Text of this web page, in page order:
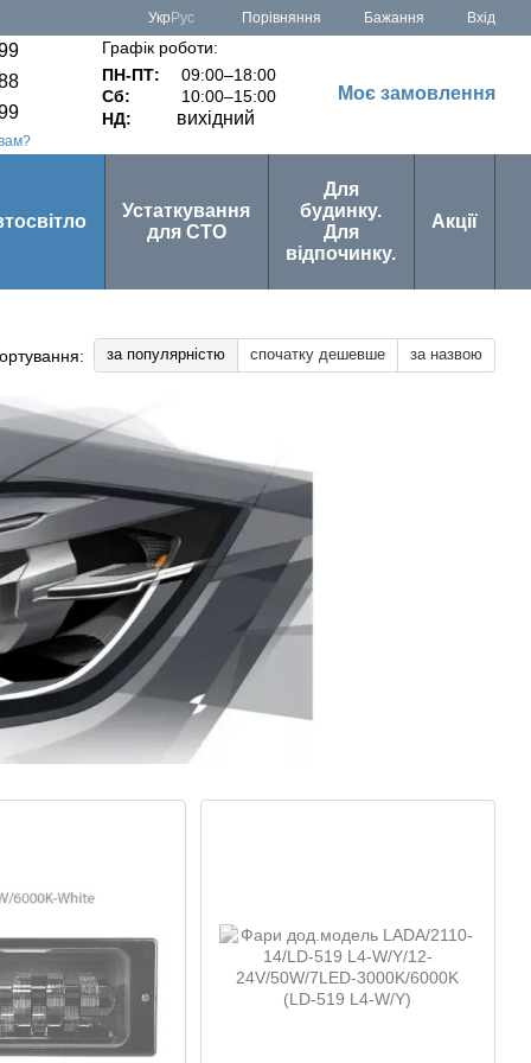
Укр Рус Порівняння Бажання Вхід
Графік роботи:
ПН-ПТ:
09:00–18:00
Сб:
10:00–15:00
НД:
вихідний
Моє замовлення
Устаткування
для СТО
Для
будинку.
Для
відпочинку.
Акції
за популярністю спочатку дешевше за назвою